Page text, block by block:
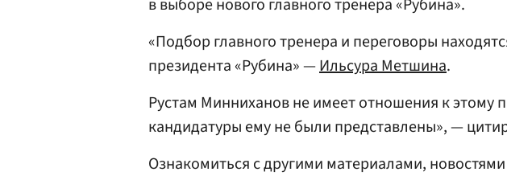
в выборе нового главного тренера «Рубина».
«Подбор главного тренера и переговоры
президента «Рубина» —Ильсура Метшина.
Рустам Минниханов не имеет отношения к этому
кандидатуры ему не были представлены», —
Ознакомиться с другими материалами,